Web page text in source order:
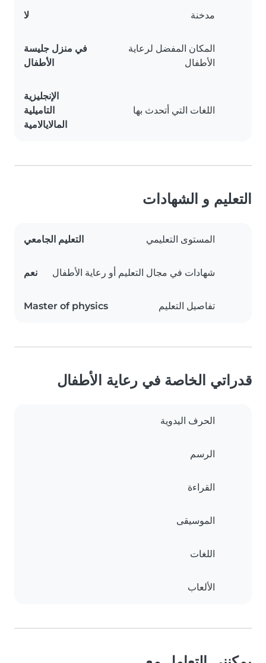
مدخنة لا
المكان المفضل لرعاية
الأطفال
في منزل جليسة
الأطفال
اللغات التي أتحدث بها
الإنجليزية
التاميلية
المالايالامية
التعليم و الشهادات
المستوى التعليمي التعليم الجامعي
شهادات في مجال التعليم أو رعاية الأطفال نعم
تفاصيل التعليم Master of physics
قدراتي الخاصة في رعاية الأطفال
الحرف اليدوية
الرسم
القراءة
الموسيقى
اللغات
الألعاب